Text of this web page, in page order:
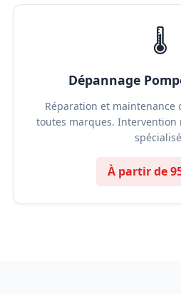
🌡️
Dépannage
Réparation et maintenance
toutes marques.
À partir de